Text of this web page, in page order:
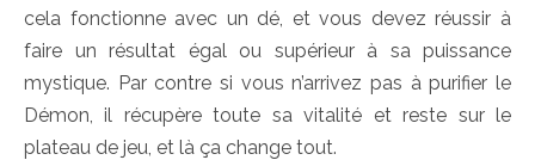
cela fonctionne avec un dé, et vous devez réussir à
faire un résultat égal ou supérieur à sa puissance
mystique. Par contre si vous n’arrivez pas à purifier le
Démon, il récupère toute sa vitalité et reste sur le
plateau de jeu, et là ça change tout.